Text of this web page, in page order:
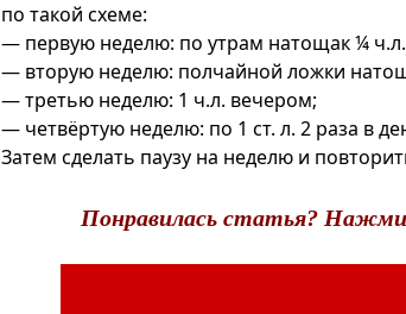
по такой схеме:
— первую неделю: по утрам натощак ¼ ч.л.
— вторую неделю: полчайной ложки
— третью неделю: 1 ч.л. вечером;
— четвёртую неделю: по 1 ст. л. 2 раза в
Затем сделать паузу на неделю и
Понравилась статья?